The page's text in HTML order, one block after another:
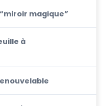
magique”
à